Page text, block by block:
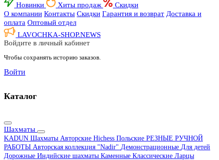
Новинки Хиты продаж
Скидки
О компании Контакты Скидки Гарантия и возврат Доставка и
оплата Оптовый отдел
LAVOCHKA-SHOP.NEWS
Войдите в личный кабинет
Чтобы сохранять историю заказов.
Войти
Каталог
Шахматы
KADUN Шахматы Авторские Hichess Польские РЕЗНЫЕ РУЧНОЙ
РАБОТЫ Авторская коллекция "Nadir" Демонстрационные Для детей
Дорожные Индийские шахматы Каменные Классические Ларцы